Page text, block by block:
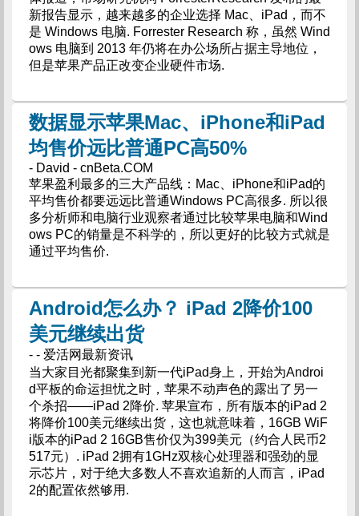
新报告显示，越来越多的企业选择 Mac、iPad，而不
是 Windows 电脑. Forrester Research 称，虽然 Wind
ows 电脑到 2013 年仍将在办公场所占据主导地位，
但是苹果产品正改变企业硬件市场.
数据显示苹果Mac、iPhone和iPad
均售价远比普通PC高50%
- David - cnBeta.COM
苹果盈利最多的三大产品线：Mac、iPhone和iPad的
平均售价都要远远比普通Windows PC高很多. 所以很
多分析师和电脑行业观察者通过比较苹果电脑和Wind
ows PC的销量是不科学的，所以更好的比较方式就是
通过平均售价.
Android怎么办？ iPad 2降价100
美元继续出货
- - 爱活网最新资讯
当大家目光都聚集到新一代iPad身上，开始为Androi
d平板的命运担忧之时，苹果不动声色的露出了另一
个杀招——iPad 2降价. 苹果宣布，所有版本的iPad 2
将降价100美元继续出货，这也就意味着，16GB WiF
i版本的iPad 2 16GB售价仅为399美元（约合人民币2
517元）. iPad 2拥有1GHz双核心处理器和强劲的显
示芯片，对于绝大多数人不喜欢追新的人而言，iPad
2的配置依然够用.